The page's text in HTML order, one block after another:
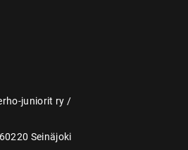
juniorit ry /
Seinäjoki